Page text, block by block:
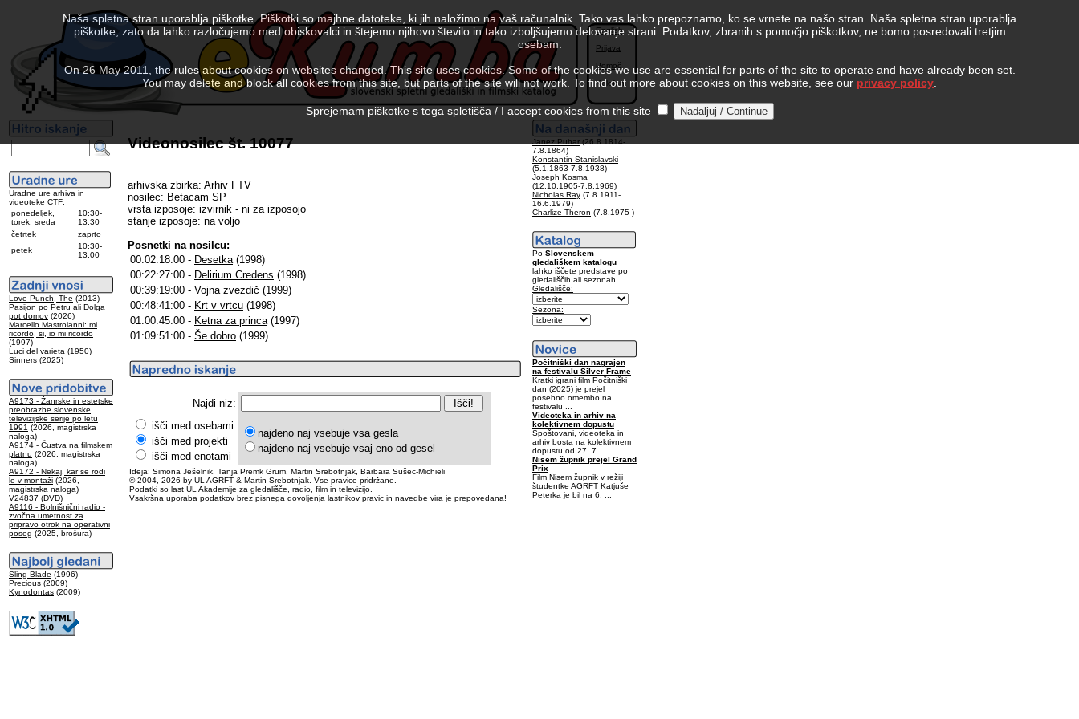
English
Prijava
Pomoč
Kolofon
Uradne ure arhiva in
videoteke CTF:
ponedeljek,
torek, sreda
10:30-
13:30
četrtek
zaprto
petek
10:30-
13:00
Love Punch, The (2013)
Pasijon po Petru ali Dolga
pot domov (2026)
Marcello Mastroianni: mi
ricordo, si, io mi ricordo
(1997)
Luci del varieta (1950)
Sinners (2025)
A9173 - Žanrske in estetske
preobrazbe slovenske
televizijske serije po letu
1991 (2026, magistrska
naloga)
A9174 - Čustva na filmskem
platnu (2026, magistrska
naloga)
A9172 - Nekaj, kar se rodi
le v montaži (2026,
magistrska naloga)
V24837 (DVD)
A9116 - Bolnišnični radio -
zvočna umetnost za
pripravo otrok na operativni
poseg (2025, brošura)
Sling Blade (1996)
Precious (2009)
Kynodontas (2009)
Videonosilec št. 10077
arhivska zbirka: Arhiv FTV
nosilec: Betacam SP
vrsta izposoje: izvirnik - ni za izposojo
stanje izposoje: na voljo
Posnetki na nosilcu:
00:02:18:00 - Desetka(1998)
00:22:27:00 - Delirium Credens (1998)
00:39:19:00 - Vojna zvezdič (1999)
00:48:41:00 - Krt v vrtcu (1998)
01:00:45:00 - Ketna za princa(1997)
01:09:51:00 - Še dobro (1999)
Najdi niz:
išči med osebami
išči med projekti
išči med enotami
najdeno naj vsebuje vsa gesla
najdeno naj vsebuje vsaj eno od gesel
Ideja: Simona Ješelnik, Tanja Premk Grum, Martin Srebotnjak, Barbara Sušec-Michieli
© 2004, 2026 by UL AGRFT & Martin Srebotnjak. Vse pravice pridržane.
Podatki so last UL Akademije za gledališče, radio, film in televizijo.
Vsakršna uporaba podatkov brez pisnega dovoljenja lastnikov pravic in navedbe vira je prepovedana!
Janez Puhar (26.8.1814-
7.8.1864)
Konstantin Stanislavski
(5.1.1863-7.8.1938)
Joseph Kosma
(12.10.1905-7.8.1969)
Nicholas Ray (7.8.1911-
16.6.1979)
Charlize Theron (7.8.1975-)
Po Slovenskem
gledališkem katalogu
lahko iščete predstave po
gledališčih ali sezonah.
Gledališče:
Sezona:
Počitniški dan nagrajen
na festivalu Silver Frame
Kratki igrani film Počitniški
dan (2025) je prejel
posebno omembo na
festivalu ...
Videoteka in arhiv na
kolektivnem dopustu
Spoštovani, videoteka in
arhiv bosta na kolektivnem
dopustu od 27. 7. ...
Nisem župnik prejel Grand
Prix
Film Nisem župnik v režiji
študentke AGRFT Katjuše
Peterka je bil na 6. ...
Naša spletna stran uporablja piškotke. Piškotki so majhne datoteke, ki jih naložimo na vaš računalnik. Tako vas lahko prepoznamo, ko se vrnete na našo stran. Naša spletna stran uporablja
piškotke, zato da lahko razločujemo med obiskovalci in štejemo njihovo število in tako izboljšujemo delovanje strani. Podatkov, zbranih s pomočjo piškotkov, ne bomo posredovali tretjim
osebam.
On 26 May 2011, the rules about cookies on websites changed. This site uses cookies. Some of the cookies we use are essential for parts of the site to operate and have already been set.
You may delete and block all cookies from this site, but parts of the site will not work. To find out more about cookies on this website, see our privacy policy
Sprejemam piškotke s tega spletišča / I accept cookies from this site